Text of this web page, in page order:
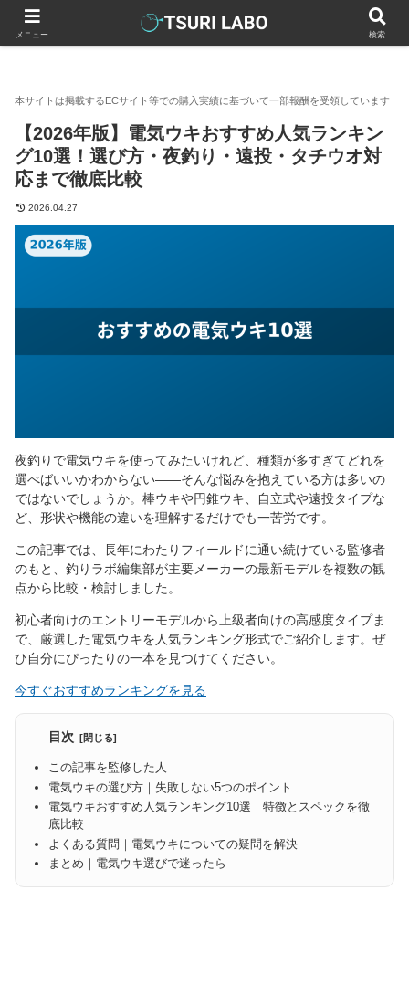
釣りラボマガジン 釣具（釣り道具） 【2026年版】電気ウキお
【2026年版】電気ウキおすすめ人気ランキン
グ10選！選び方・夜釣り・遠投・タチウオ対
応まで徹底比較
2026.04.27
夜釣りで電気ウキを使ってみたいけれど、種類が多すぎてどれを
選べばいいかわからない——そんな悩みを抱えている方は多いの
ではないでしょうか。棒ウキや円錐ウキ、自立式や遠投タイプな
ど、形状や機能の違いを理解するだけでも一苦労です。
この記事では、長年にわたりフィールドに通い続けている監修者
のもと、釣りラボ編集部が主要メーカーの最新モデルを複数の観
点から比較・検討しました。
初心者向けのエントリーモデルから上級者向けの高感度タイプま
で、厳選した電気ウキを人気ランキング形式でご紹介します。ぜ
ひ自分にぴったりの一本を見つけてください。
今すぐおすすめランキングを見る
目次
この記事を監修した人
電気ウキの選び方｜失敗しない5つのポイント
電気ウキおすすめ人気ランキング10選｜特徴とスペックを徹
底比較
よくある質問｜電気ウキについての疑問を解決
まとめ｜電気ウキ選びで迷ったら
メニュー 検索